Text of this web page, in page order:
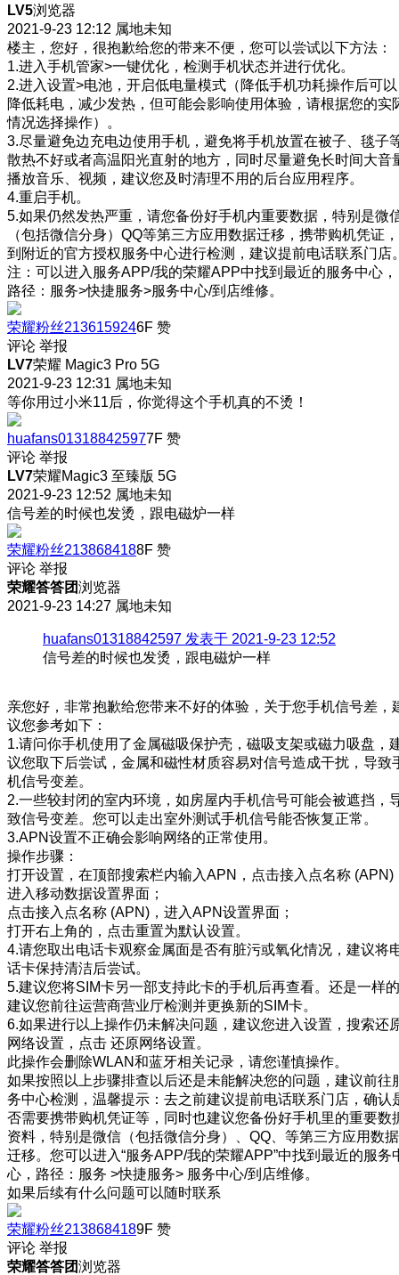
LV5浏览器
2021-9-23 12:12 属地未知
楼主，您好，很抱歉给您的带来不便，您可以尝试以下方法：
1.进入手机管家>一键优化，检测手机状态并进行优化。
2.进入设置>电池，开启低电量模式（降低手机功耗操作后可以
降低耗电，减少发热，但可能会影响使用体验，请根据您的实
情况选择操作）。
3.尽量避免边充电边使用手机，避免将手机放置在被子、毯子
散热不好或者高温阳光直射的地方，同时尽量避免长时间大音
播放音乐、视频，建议您及时清理不用的后台应用程序。
4.重启手机。
5.如果仍然发热严重，请您备份好手机内重要数据，特别是微
（包括微信分身）QQ等第三方应用数据迁移，携带购机凭证，
到附近的官方授权服务中心进行检测，建议提前电话联系门店
注：可以进入服务APP/我的荣耀APP中找到最近的服务中心，
路径：服务>快捷服务>服务中心/到店维修。
荣耀粉丝2136159246F 赞
评论 举报
LV7荣耀 Magic3 Pro 5G
2021-9-23 12:31 属地未知
等你用过小米11后，你觉得这个手机真的不烫！
huafans013188425977F 赞
评论 举报
LV7荣耀Magic3 至臻版 5G
2021-9-23 12:52 属地未知
信号差的时候也发烫，跟电磁炉一样
荣耀粉丝2138684188F 赞
评论 举报
荣耀答答团浏览器
2021-9-23 14:27 属地未知
huafans01318842597 发表于 2021-9-23 12:52
信号差的时候也发烫，跟电磁炉一样
亲您好，非常抱歉给您带来不好的体验，关于您手机信号差，
议您参考如下：
1.请问你手机使用了金属磁吸保护壳，磁吸支架或磁力吸盘，
议您取下后尝试，金属和磁性材质容易对信号造成干扰，导致
机信号变差。
2.一些较封闭的室内环境，如房屋内手机信号可能会被遮挡，
致信号变差。您可以走出室外测试手机信号能否恢复正常。
3.APN设置不正确会影响网络的正常使用。
操作步骤：
打开设置，在顶部搜索栏内输入APN，点击接入点名称 (APN)
进入移动数据设置界面；
点击接入点名称 (APN)，进入APN设置界面；
打开右上角的，点击重置为默认设置。
4.请您取出电话卡观察金属面是否有脏污或氧化情况，建议将
话卡保持清洁后尝试。
5.建议您将SIM卡另一部支持此卡的手机后再查看。还是一样的
建议您前往运营商营业厅检测并更换新的SIM卡。
6.如果进行以上操作仍未解决问题，建议您进入设置，搜索还
网络设置，点击 还原网络设置。
此操作会删除WLAN和蓝牙相关记录，请您谨慎操作。
如果按照以上步骤排查以后还是未能解决您的问题，建议前往
务中心检测，温馨提示：去之前建议提前电话联系门店，确认
否需要携带购机凭证等，同时也建议您备份好手机里的重要数
资料，特别是微信（包括微信分身）、QQ、等第三方应用数据
迁移。您可以进入“服务APP/我的荣耀APP”中找到最近的服务
心，路径：服务 >快捷服务> 服务中心/到店维修。
如果后续有什么问题可以随时联系
荣耀粉丝2138684189F 赞
评论 举报
荣耀答答团浏览器